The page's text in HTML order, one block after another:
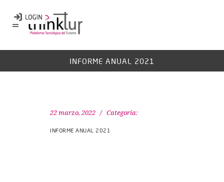
INFORME ANUAL 2021
22 marzo, 2022 Categoría:
INFORME ANUAL 2021